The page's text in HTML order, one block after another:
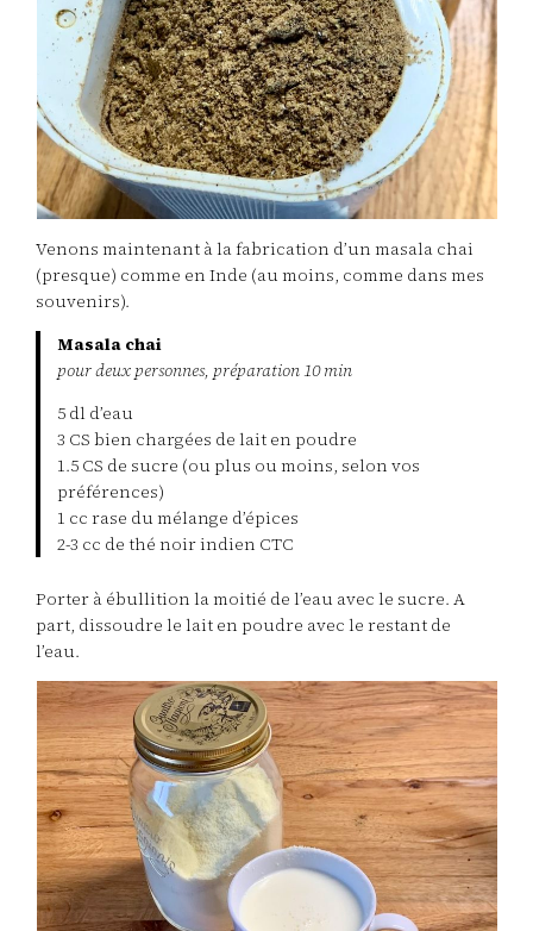
Venons maintenant à la fabrication d’un masala chai
(presque) comme en Inde (au moins, comme dans mes
souvenirs).
Masala chai
pour deux personnes, préparation 10 min
5 dl d’eau
3 CS bien chargées de lait en poudre
1.5 CS de sucre (ou plus ou moins, selon vos
préférences)
1 cc rase du mélange d’épices
2-3 cc de thé noir indien CTC
Porter à ébullition la moitié de l’eau avec le sucre. A
part, dissoudre le lait en poudre avec le restant de
l’eau.